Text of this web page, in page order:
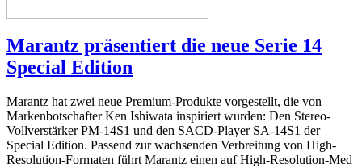
Marantz präsentiert die neue Serie 14
Special Edition
Marantz hat zwei neue Premium-Produkte vorgestellt, die von
Markenbotschafter Ken Ishiwata inspiriert wurden: Den Stereo-
Vollverstärker PM-14S1 und den SACD-Player SA-14S1 der
Special Edition. Passend zur wachsenden Verbreitung von High-
Resolution-Formaten führt Marantz einen auf High-Resolution-Med